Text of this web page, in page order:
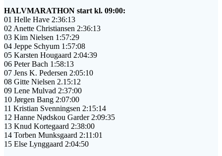
HALVMARATHON start kl. 09:00:
01 Helle Have 2:36:13
02 Anette Christiansen 2:36:13
03 Kim Nielsen 1:57:29
04 Jeppe Schyum 1:57:08
05 Karsten Hougaard 2:04:39
06 Peter Bach 1:58:13
07 Jens K. Pedersen 2:05:10
08 Gitte Nielsen 2.15:12
09 Lene Mulvad 2:37:00
10 Jørgen Bang 2:07:00
11 Kristian Svenningsen 2:15:14
12 Hanne Nødskou Garder 2:09:35
13 Knud Kortegaard 2:38:00
14 Torben Munksgaard 2:11:01
15 Else Lynggaard 2:04:50